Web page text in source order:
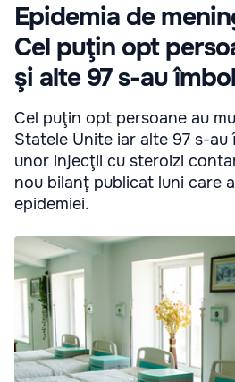
Epidemia de
Cel puţin opt
şi alte 97 s-au
Cel puţin opt persoane au
Statele Unite iar alte 97 s-
unor injecţii cu steroizi
nou bilanţ publicat luni care
epidemiei.